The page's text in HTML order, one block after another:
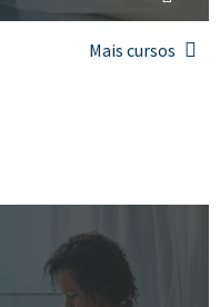
Mais cursos